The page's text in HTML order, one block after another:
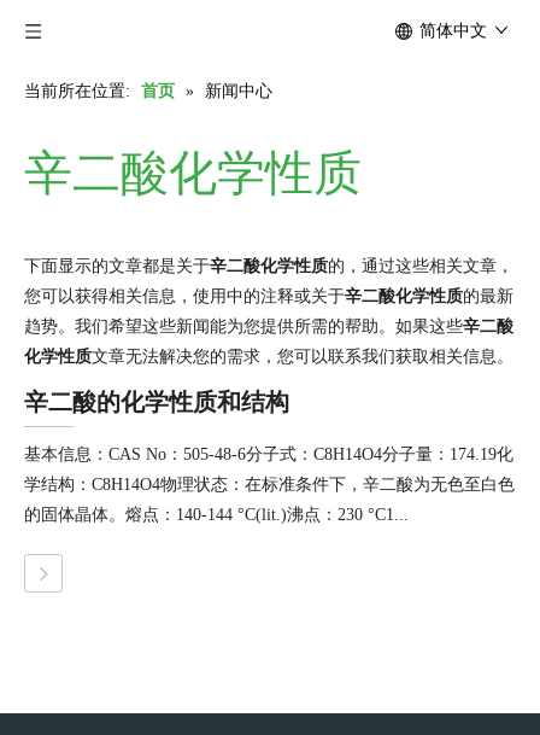
简体中文
当前所在位置: 首页 » 新闻中心
辛二酸化学性质
下面显示的文章都是关于辛二酸化学性质的，通过这些相关文章，
您可以获得相关信息，使用中的注释或关于辛二酸化学性质的最新
趋势。我们希望这些新闻能为您提供所需的帮助。如果这些辛二酸
化学性质文章无法解决您的需求，您可以联系我们获取相关信息。
辛二酸的化学性质和结构
基本信息：CAS No：505-48-6分子式：C8H14O4分子量：174.19化
学结构：C8H14O4物理状态：在标准条件下，辛二酸为无色至白色
的固体晶体。熔点：140-144 °C(lit.)沸点：230 °C1...